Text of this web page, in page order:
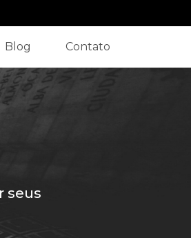
Blog Contato
seus